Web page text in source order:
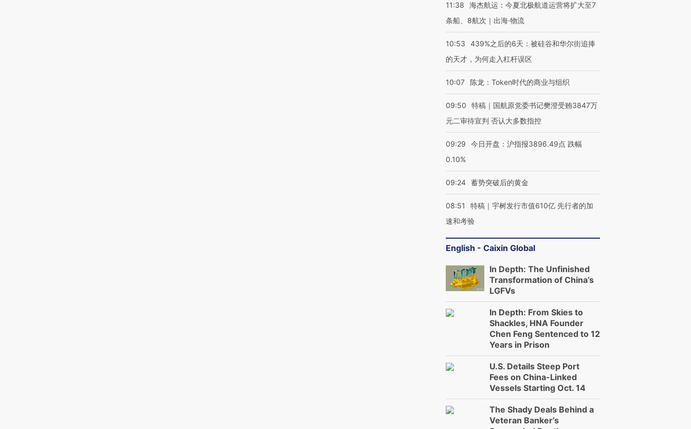
11:38
海杰航运：今夏北极航道运营将扩大至7
条船、8航次｜出海·物流
10:53
439%之后的6天：被硅谷和华尔街追捧
的天才，为何走入杠杆误区
10:07 陈龙：Token时代的商业与组织
09:50
特稿｜国航原党委书记樊澄受贿3847万
元二审待宣判 否认大多数指控
09:29
今日开盘：沪指报3896.49点 跌幅
0.10%
09:24 蓄势突破后的黄金
08:51
特稿｜宇树发行市值610亿 先行者的加
速和考验
English - Caixin Global
In Depth: The Unfinished
Transformation of China’s
LGFVs
In Depth: From Skies to
Shackles, HNA Founder
Chen Feng Sentenced to 12
Years in Prison
U.S. Details Steep Port
Fees on China-Linked
Vessels Starting Oct. 14
The Shady Deals Behind a
Veteran Banker’s